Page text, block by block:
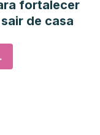
fortalecer
de casa